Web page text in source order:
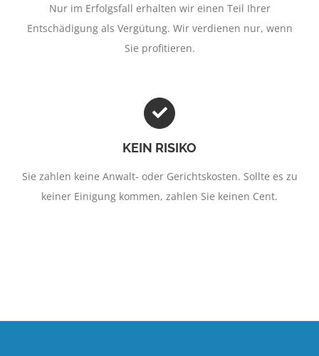
Nur im Erfolgsfall erhalten wir einen Teil Ihrer
Entschädigung als Vergütung. Wir verdienen nur, wenn
Sie profitieren.
KEIN RISIKO
Sie zahlen keine Anwalt- oder Gerichtskosten. Sollte es zu
keiner Einigung kommen, zahlen Sie keinen Cent.